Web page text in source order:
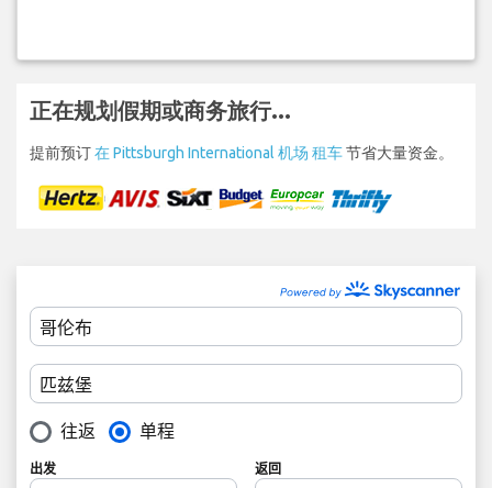
正在规划假期或商务旅行...
提前预订在 Pittsburgh International 机场 租车节省大量资金。